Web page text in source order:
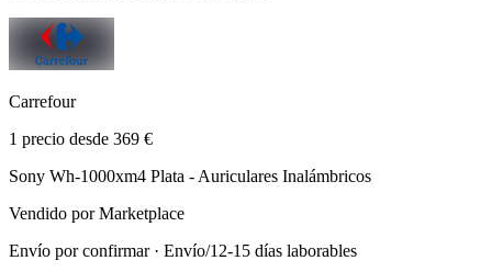
Carrefour
1 precio desde 369 €
Sony Wh-1000xm4 Plata - Auriculares Inalámbricos
Vendido por Marketplace
Envío por confirmar · Envío/12-15 días laborables